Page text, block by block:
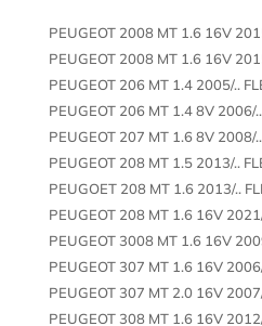
PEUGEOT 2008 MT 1.6 16V
PEUGEOT 2008 MT 1.6 16V
PEUGEOT 206 MT 1.4 2005/..
PEUGEOT 206 MT 1.4 8V 2006/
PEUGEOT 207 MT 1.6 8V 2008/
PEUGEOT 208 MT 1.5 2013/..
PEUGOET 208 MT 1.6 2013/..
PEUGEOT 208 MT 1.6 16V
PEUGEOT 3008 MT 1.6 16V
PEUGEOT 307 MT 1.6 16V
PEUGEOT 307 MT 2.0 16V
PEUGEOT 308 MT 1.6 16V